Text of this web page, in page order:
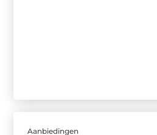
Aanbiedingen